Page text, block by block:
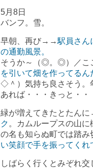
5月8日
バンフ。雪。
早朝、再び→→駅員さん
の通勤風景。
そうか～（◎。◎）／こ
を引いて畑を作ってるん
◇＾）気持ち良さそう。
あれば・・・きっと・
緑が増えてきたとたん
ク 。カムループスの山
の名も知らぬ町では踏
い笑顔で手を振ってくれ
しばらく行くとみぞれ